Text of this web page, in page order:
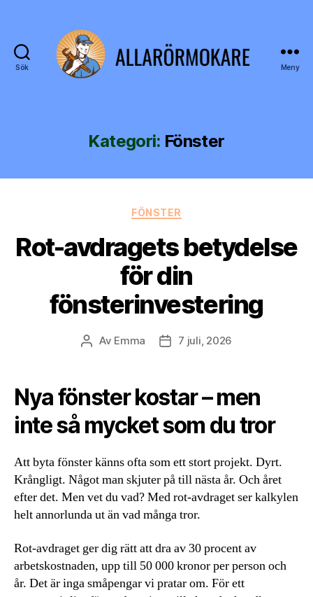
Sök Meny
Kategori: Fönster
Kategorier
FÖNSTER
Rot-avdragets betydelse
för din
fönsterinvestering
Inläggsförfattare
Av Emma Inläggsdatum
7 juli, 2026
Nya fönster kostar – men
inte så mycket som du tror
Att byta fönster känns ofta som ett stort projekt. Dyrt.
Krångligt. Något man skjuter på till nästa år. Och året
efter det. Men vet du vad? Med rot-avdraget ser kalkylen
helt annorlunda ut än vad många tror.
Rot-avdraget ger dig rätt att dra av 30 procent av
arbetskostnaden, upp till 50 000 kronor per person och
år. Det är inga småpengar vi pratar om. För ett